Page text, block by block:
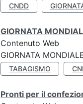
CNDD
GIORNATA
Contenuto Web
GIORNATA
TABAGISMO
Pronti per il